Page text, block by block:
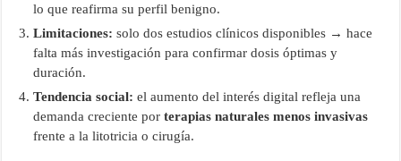
lo que reafirma su perfil benigno.
Limitaciones: solo dos estudios clínicos disponibles → hace
falta más investigación para confirmar dosis óptimas y
duración.
Tendencia social: el aumento del interés digital refleja una
demanda creciente porterapias naturales menos invasivas
frente a la litotricia o cirugía.